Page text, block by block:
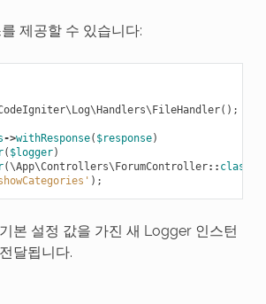
제공할 수 있습니다:
();
->withResponse( $response)
( $logger)
(\App\Controllers\ForumController:: class
);
본 설정 값을 가진 새 Logger 인스턴
달됩니다.